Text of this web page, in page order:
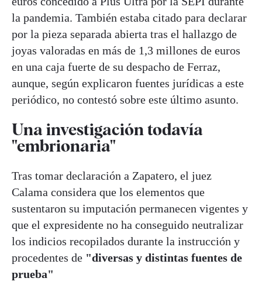
la pandemia. También estaba citado para declarar
por la pieza separada abierta tras el hallazgo de
joyas valoradas en más de 1,3 millones de euros
en una caja fuerte de su despacho de Ferraz,
aunque, según explicaron fuentes jurídicas a este
periódico, no contestó sobre este último asunto.
Una investigación todavía
"embrionaria"
Tras tomar declaración a Zapatero, el juez
Calama considera que los elementos que
sustentaron su imputación permanecen vigentes y
que el expresidente no ha conseguido neutralizar
los indicios recopilados durante la instrucción y
procedentes de "diversas y distintas fuentes de
prueba"